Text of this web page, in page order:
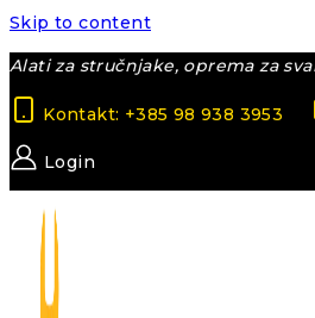
Skip to content
Alati za stručnjake, oprema za
Kontakt: +385 98 938 3953
Login